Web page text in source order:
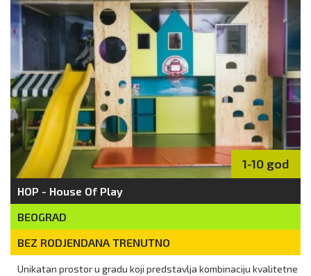
1-10 god
HOP - House Of Play
BEOGRAD
BEZ RODJENDANA TRENUTNO
Unikatan prostor u gradu koji predstavlja kombinaciju kvalitetne